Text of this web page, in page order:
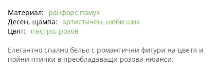
Материал:
ранфорс памук
Десен, щампа: артистичен, шеби шик
Цвят:
пъстро, розов
Елегантно спално бельо с романтични фигури на цветя и
пойни птички в преобладаващи розови нюанси.